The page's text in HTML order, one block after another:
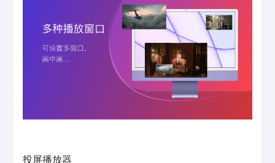
投屏播放器